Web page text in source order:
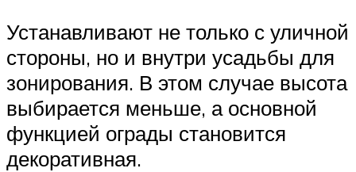
Устанавливают не только с уличной
стороны, но и внутри усадьбы для
зонирования. В этом случае высота
выбирается меньше, а основной
функцией ограды становится
декоративная.